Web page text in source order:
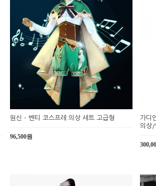
원신 - 벤티 코스프레 의상 세트 고급형
96,500원
가디
의상/